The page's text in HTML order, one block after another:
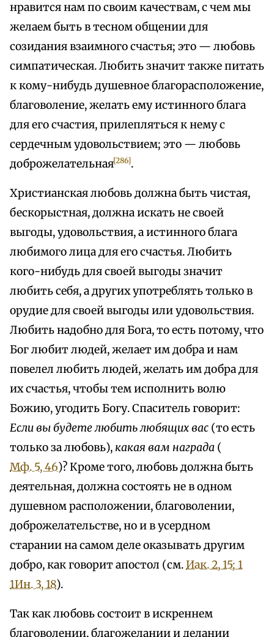
нравится нам по своим качествам, с чем мы
желаем быть в тесном общении для
созидания взаимного счастья; это — любовь
симпатическая. Любить значит также питать
к кому-нибудь душевное благорасположение,
благоволение, желать ему истинного блага
для его счастия, прилепляться к нему с
сердечным удовольствием; это — любовь
доброжелательная[286].
Христианская любовь должна быть чистая,
бескорыстная, должна искать не своей
выгоды, удовольствия, а истинного блага
любимого лица для его счастья. Любить
кого-нибудь для своей выгоды значит
любить себя, а других употреблять только в
орудие для своей выгоды или удовольствия.
Любить надобно для Бога, то есть потому, что
Бог любит людей, желает им добра и нам
повелел любить людей, желать им добра для
их счастья, чтобы тем исполнить волю
Божию, угодить Богу. Спаситель говорит:
Если вы будете любить любящих вас (то есть
только за любовь), какая вам награда (
Мф. 5, 46)? Кроме того, любовь должна быть
деятельная, должна состоять не в одном
душевном расположении, благоволении,
доброжелательстве, но и в усердном
старании на самом деле оказывать другим
добро, как говорит апостол (см.Иак. 2, 15; 1
1Ин. 3, 18).
Так как любовь состоит в искреннем
благоволении, благожелании и делании